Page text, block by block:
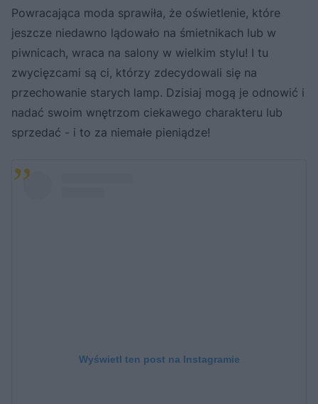
Powracająca moda sprawiła, że oświetlenie, które
jeszcze niedawno lądowało na śmietnikach lub w
piwnicach, wraca na salony w wielkim stylu! I tu
zwycięzcami są ci, którzy zdecydowali się na
przechowanie starych lamp. Dzisiaj mogą je odnowić i
nadać swoim wnętrzom ciekawego charakteru lub
sprzedać - i to za niemałe pieniądze!
Wyświetl ten post na Instagramie